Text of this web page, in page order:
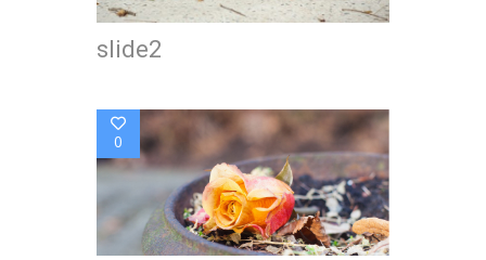
slide2
0